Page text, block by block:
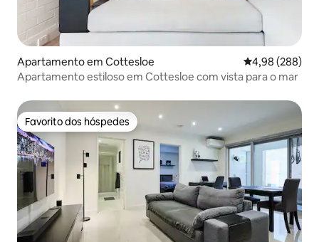
Apartamento em Cottesloe Classificação
4,98 (288)
Apartamento estiloso em Cottesloe com vista para o mar
Favorito dos hóspedes
Favorito dos hóspedes